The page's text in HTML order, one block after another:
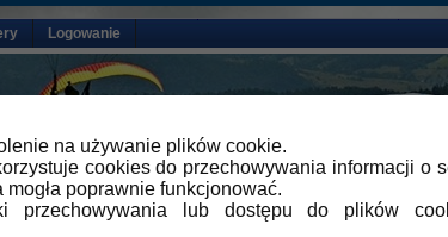
na używanie plików cookie.
cookies do przechowywania informacji o
poprawnie funkcjonować.
przechowywania lub dostępu do plików
Logowanie